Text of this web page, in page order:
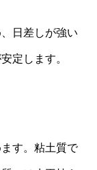
日差しが強い
定します。
す。粘土質で